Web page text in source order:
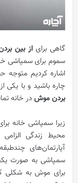
گاهی برایاز بین
سموم برای سمپاشی
اشاره کردیم متوجه
چاره باشید و با
بردن موشدر خانه
زیرا سمپاشی خانه
محیط زندگی
آپارتمان‌های
سمپاشی به صورت
برای موش به شکلی